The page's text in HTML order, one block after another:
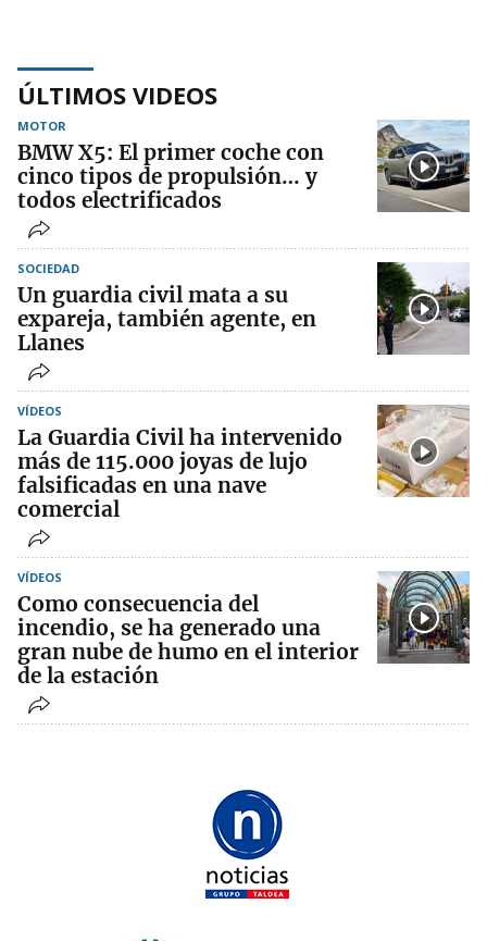
ÚLTIMOS VIDEOS
MOTOR
BMW X5: El primer coche con
cinco tipos de propulsión… y
todos electrificados
SOCIEDAD
Un guardia civil mata a su
expareja, también agente, en
Llanes
VÍDEOS
La Guardia Civil ha intervenido
más de 115.000 joyas de lujo
falsificadas en una nave
comercial
VÍDEOS
Como consecuencia del
incendio, se ha generado una
gran nube de humo en el interior
de la estación